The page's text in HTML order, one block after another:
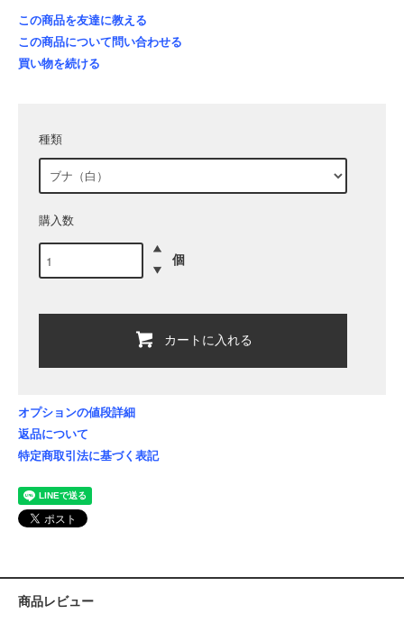
この商品を友達に教える
この商品について問い合わせる
買い物を続ける
種類
購入数
個
カートに入れる
オプションの値段詳細
返品について
特定商取引法に基づく表記
商品レビュー